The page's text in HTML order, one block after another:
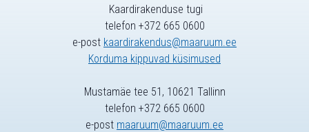
Kaardirakenduse tugi
telefon +372 665 0600
e-post kaardirakendus@maaruum.ee
Korduma kippuvad küsimused
Mustamäe tee 51, 10621 Tallinn
telefon +372 665 0600
e-post maaruum@maaruum.ee